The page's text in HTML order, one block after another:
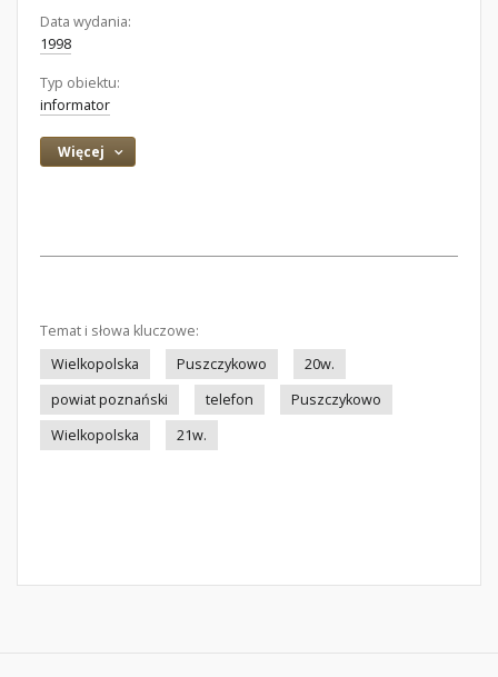
Data wydania:
1998
Typ obiektu:
informator
Więcej
Temat i słowa kluczowe:
Wielkopolska
Puszczykowo
20w.
powiat poznański
telefon
Puszczykowo
Wielkopolska
21w.